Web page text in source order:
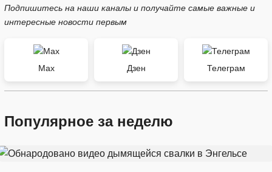
Подпишитесь на наши каналы и получайте самые важные и
интересные новости первым
Max Дзен Телеграм
Популярное за неделю